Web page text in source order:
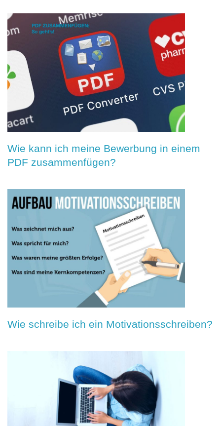
Wie kann ich meine Bewerbung in einem
PDF zusammenfügen?
Wie schreibe ich ein Motivationsschreiben?